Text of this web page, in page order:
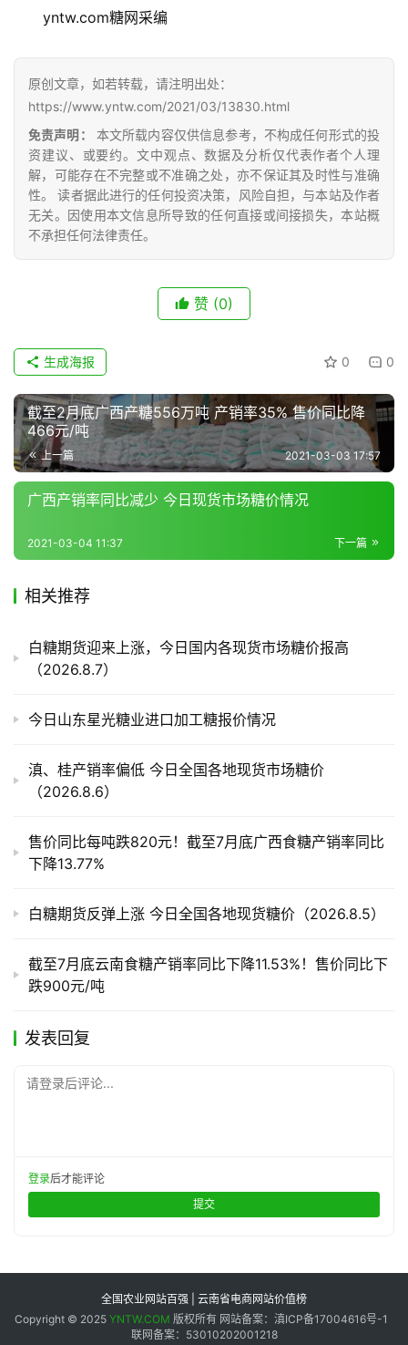
糖
网
公
众
号
现
专
地
区
频
产
运
yntw.com糖网采编
原创文章，如若转载，请注明出处：
https://www.yntw.com/2021/03/13830.html
免责声明：
本文所载内容仅供信息参考，不构成任何形式的投
资建议、或要约。文中观点、数据及分析仅代表作者个人理
解，可能存在不完整或不准确之处，亦不保证其及时性与准确
性。 读者据此进行的任何投资决策，风险自担，与本站及作者
无关。因使用本文信息所导致的任何直接或间接损失，本站概
不承担任何法律责任。
赞 (0)
0 0
生成海报
截至2月底广西产糖556万吨 产销率35% 售价同比降
466元/吨
上一篇 2021-03-03 17:57
广西产销率同比减少 今日现货市场糖价情况
下一篇
2021-03-04 11:37
相关推荐
白糖期货迎来上涨，今日国内各现货市场糖价报高
（2026.8.7）
今日山东星光糖业进口加工糖报价情况
滇、桂产销率偏低 今日全国各地现货市场糖价
（2026.8.6）
售价同比每吨跌820元！截至7月底广西食糖产销率同比
下降13.77%
白糖期货反弹上涨 今日全国各地现货糖价（2026.8.5）
截至7月底云南食糖产销率同比下降11.53%！售价同比下
跌900元/吨
发表回复
请登录后评论...
登录后才能评论
提交
全国农业网站百强 | 云南省电商网站价值榜
Copyright © 2025 YNTW.COM 版权所有 网站备案：滇ICP备17004616号-1
联网备案：53010202001218